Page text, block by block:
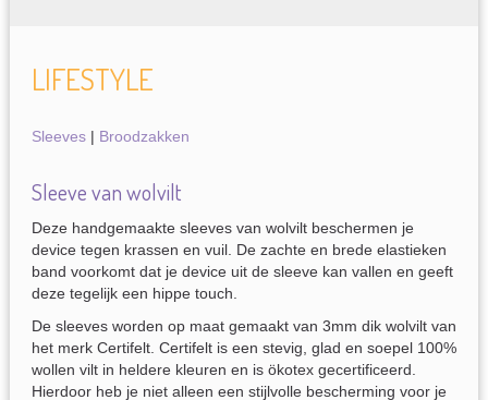
LIFESTYLE
Sleeves| Broodzakken
Sleeve van wolvilt
Deze handgemaakte sleeves van wolvilt beschermen je
device tegen krassen en vuil. De zachte en brede elastieken
band voorkomt dat je device uit de sleeve kan vallen en geeft
deze tegelijk een hippe touch.
De sleeves worden op maat gemaakt van 3mm dik wolvilt van
het merk Certifelt. Certifelt is een stevig, glad en soepel 100%
wollen vilt in heldere kleuren en is ökotex gecertificeerd.
Hierdoor heb je niet alleen een stijlvolle bescherming voor je